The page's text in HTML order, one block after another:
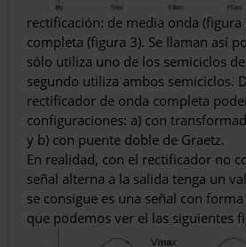
rectificación: de media onda (figura
completa (figura 3). Se llaman así
sólo utiliza uno de los semiciclos
segundo utiliza ambos semiciclos.
rectificador de onda completa
configuraciones: a) con
y b) con puente doble de Graetz.
En realidad, con el rectificador no
señal alterna a la salida tenga un
se consigue es una señal con
que podemos ver el las siguientes